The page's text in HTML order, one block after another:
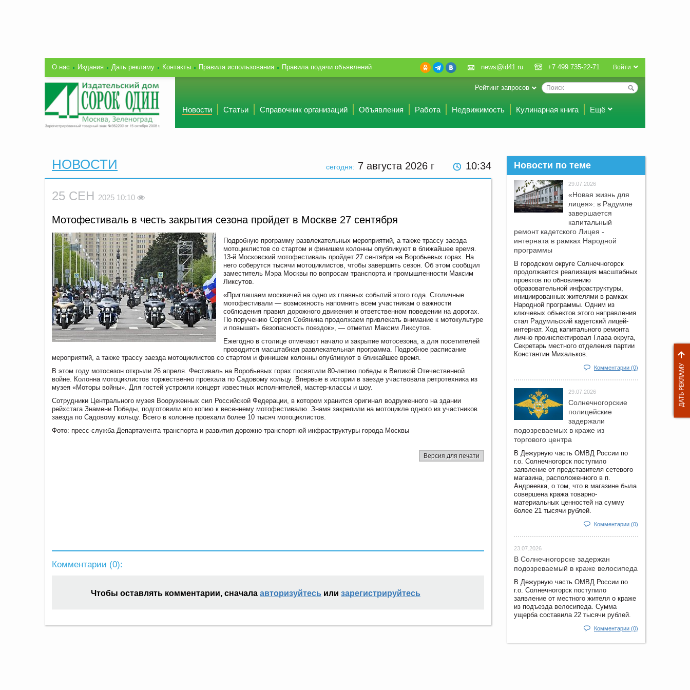
О нас Издания Дать рекламу Контакты Правила использования Правила подачи объявлений Войти
news@id41.ru +7 499 735-22-71
Рейтинг запросов
Новости Статьи Справочник организаций Объявления Работа Недвижимость Кулинарная книга Ещё
сегодня: 7 августа 2026 г 10 34
НОВОСТИ
25 СЕН 2025 10:10
Мотофестиваль в честь закрытия сезона пройдет в Москве 27 сентября
Подробную программу развлекательных мероприятий, а также трассу заезда
мотоциклистов со стартом и финишем колонны опубликуют в ближайшее время.
13-й Московский мотофестиваль пройдет 27 сентября на Воробьевых горах. На
него соберутся тысячи мотоциклистов, чтобы завершить сезон. Об этом сообщил
заместитель Мэра Москвы по вопросам транспорта и промышленности Максим
Ликсутов.
«Приглашаем москвичей на одно из главных событий этого года. Столичные
мотофестивали — возможность напомнить всем участникам о важности
соблюдения правил дорожного движения и ответственном поведении на дорогах.
По поручению Сергея Собянина продолжаем привлекать внимание к мотокультуре
и повышать безопасность поездок», — отметил Максим Ликсутов.
Ежегодно в столице отмечают начало и закрытие мотосезона, а для посетителей
проводится масштабная развлекательная программа. Подробное расписание
мероприятий, а также трассу заезда мотоциклистов со стартом и финишем колонны опубликуют в ближайшее время.
В этом году мотосезон открыли 26 апреля. Фестиваль на Воробьевых горах посвятили 80-летию победы в Великой Отечественной
войне. Колонна мотоциклистов торжественно проехала по Садовому кольцу. Впервые в истории в заезде участвовала ретротехника из
музея «Моторы войны». Для гостей устроили концерт известных исполнителей, мастер-классы и шоу.
Сотрудники Центрального музея Вооруженных сил Российской Федерации, в котором хранится оригинал водруженного на здании
рейхстага Знамени Победы, подготовили его копию к весеннему мотофестивалю. Знамя закрепили на мотоцикле одного из участников
заезда по Садовому кольцу. Всего в колонне проехали более 10 тысяч мотоциклистов.
Фото: пресс-служба Департамента транспорта и развития дорожно-транспортной инфраструктуры города Москвы
Версия для печати
Комментарии (0):
Чтобы оставлять комментарии, сначала авторизуйтесь или зарегистрируйтесь
Новости по теме
29.07.2026
«Новая жизнь для
лицея»: в Радумле
завершается
капитальный
ремонт кадетского Лицея -
интерната в рамках Народной
программы
В городском округе Солнечногорск
продолжается реализация масштабных
проектов по обновлению
образовательной инфраструктуры,
инициированных жителями в рамках
Народной программы. Одним из
ключевых объектов этого направления
стал Радумльский кадетский лицей-
интернат. Ход капитального ремонта
лично проинспектировал Глава округа,
Секретарь местного отделения партии
Константин Михальков.
Комментарии (0)
29.07.2026
Солнечногорские
полицейские
задержали
подозреваемых в краже из
торгового центра
В Дежурную часть ОМВД России по
г.о. Солнечногорск поступило
заявление от представителя сетевого
магазина, расположенного в п.
Андреевка, о том, что в магазине была
совершена кража товарно-
материальных ценностей на сумму
более 21 тысячи рублей.
Комментарии (0)
23.07.2026
В Солнечногорске задержан
подозреваемый в краже велосипеда
В Дежурную часть ОМВД России по
г.о. Солнечногорск поступило
заявление от местного жителя о краже
из подъезда велосипеда. Сумма
ущерба составила 22 тысячи рублей.
Комментарии (0)